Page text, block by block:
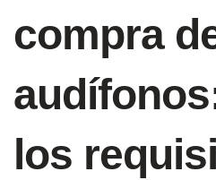
compra
los